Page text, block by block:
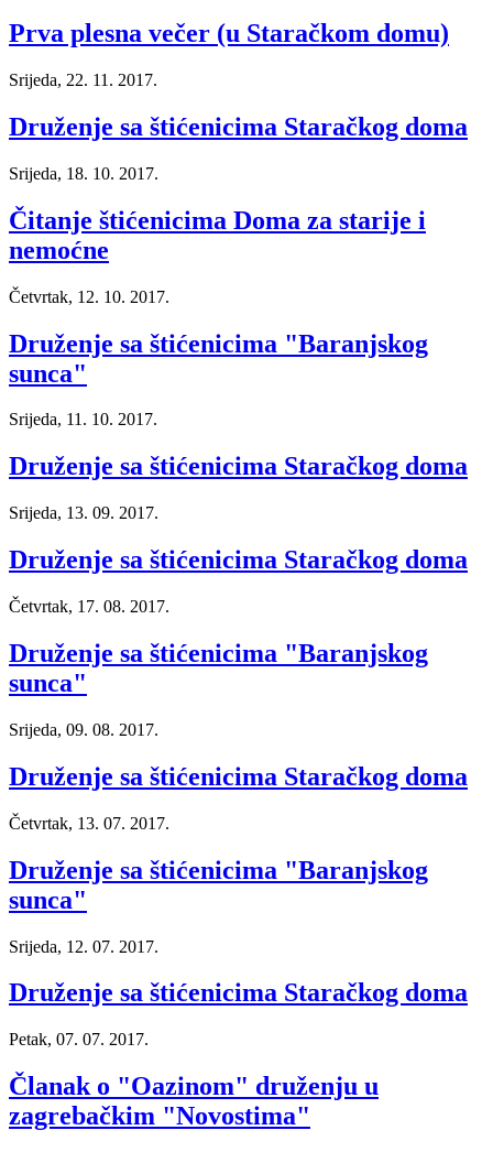
Prva plesna večer (u Staračkom domu)
Srijeda, 22. 11. 2017.
Druženje sa štićenicima Staračkog doma
Srijeda, 18. 10. 2017.
Čitanje štićenicima Doma za starije i
nemoćne
Četvrtak, 12. 10. 2017.
Druženje sa štićenicima "Baranjskog
sunca"
Srijeda, 11. 10. 2017.
Druženje sa štićenicima Staračkog doma
Srijeda, 13. 09. 2017.
Druženje sa štićenicima Staračkog doma
Četvrtak, 17. 08. 2017.
Druženje sa štićenicima "Baranjskog
sunca"
Srijeda, 09. 08. 2017.
Druženje sa štićenicima Staračkog doma
Četvrtak, 13. 07. 2017.
Druženje sa štićenicima "Baranjskog
sunca"
Srijeda, 12. 07. 2017.
Druženje sa štićenicima Staračkog doma
Petak, 07. 07. 2017.
Članak o "Oazinom" druženju u
zagrebačkim "Novostima"